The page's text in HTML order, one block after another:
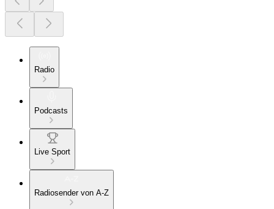
Radio
Podcasts
Live Sport
Radiosender von A-Z